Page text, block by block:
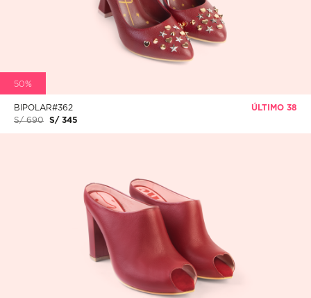
50%
BIPOLAR#362
S/ 690
S/ 345
ÚLTIMO 38